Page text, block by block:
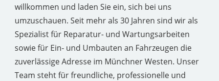
willkommen und laden Sie ein, sich bei uns
umzuschauen. Seit mehr als 30 Jahren sind wir als
Spezialist für Reparatur- und Wartungsarbeiten
sowie für Ein- und Umbauten an Fahrzeugen die
zuverlässige Adresse im Münchner Westen. Unser
Team steht für freundliche, professionelle und